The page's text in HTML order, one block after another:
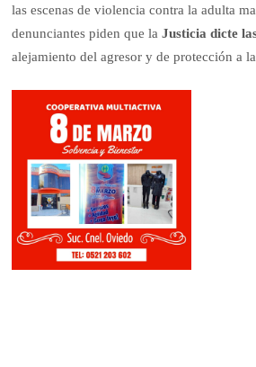
las escenas de violencia contra la adulta
denunciantes piden que laJusticia dicte
alejamiento del agresor y de protección a